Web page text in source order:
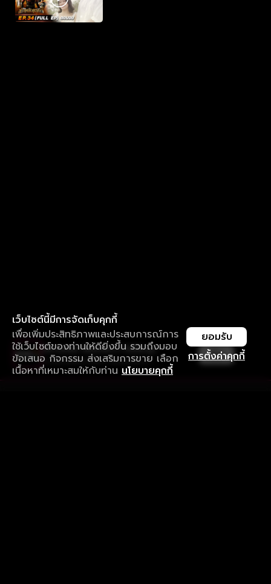
เว็บไซต์นี้มีการจัดเก็บคุกกี้
เพื่อเพิ่มประสิทธิภาพและประสบการณ์การ
ใช้เว็บไซต์ของท่านให้ดียิ่งขึ้น รวมถึงมอบ
ข้อเสนอ กิจกรรม ส่งเสริมการขาย เลือก
เนื้อหาที่เหมาะสมให้กับท่าน นโยบายคุกกี้
การตั้งค่าคุกกี้
ยอมรับ
ใช้งานแอป ลื่นไหลกว่า ไม่มีสะดุด
ดาวน์โหลดแอปเพื่อการรับชมที่ดีกว่า เปิด